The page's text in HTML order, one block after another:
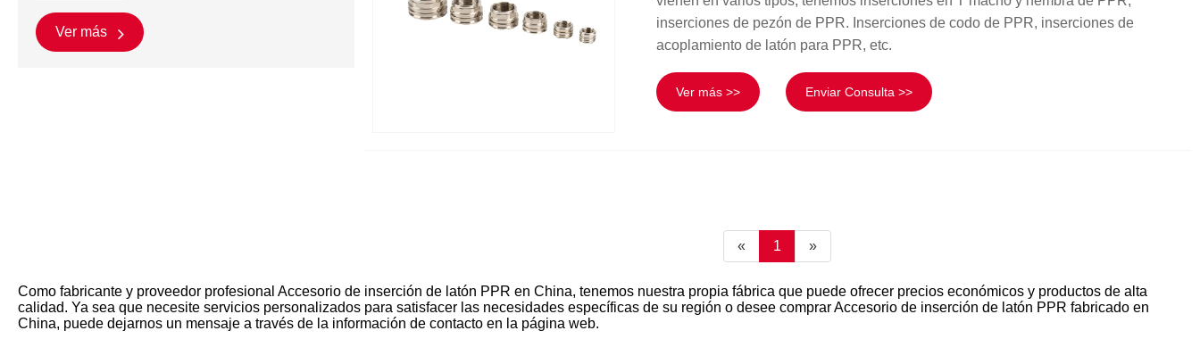
Ver más
inserciones de pezón de PPR. Inserciones de codo de PPR, inserciones de
acoplamiento de latón para PPR, etc.
Ver más >> Enviar Consulta >>
« 1 »
Como fabricante y proveedor profesional Accesorio de inserción de latón PPR en China, tenemos nuestra propia fábrica que puede ofrecer precios económicos y productos de alta
calidad. Ya sea que necesite servicios personalizados para satisfacer las necesidades específicas de su región o desee comprar Accesorio de inserción de latón PPR fabricado en
China, puede dejarnos un mensaje a través de la información de contacto en la página web.